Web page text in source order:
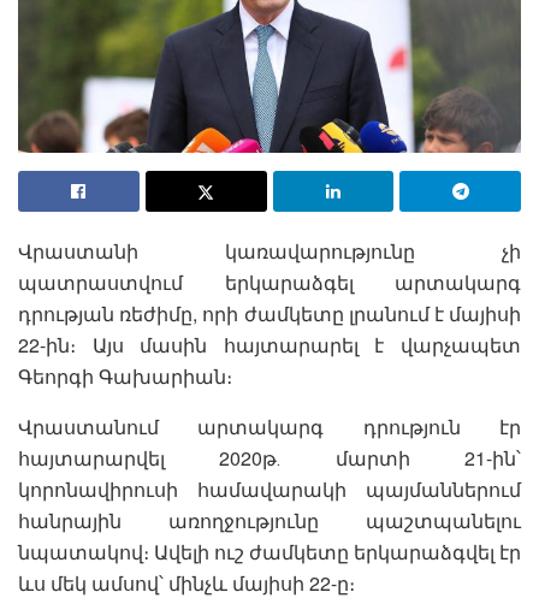
Վրաստանի կառավարությունը չի
պատրաստվում երկարաձգել արտակարգ
դրության ռեժիմը, որի ժամկետը լրանում է մայիսի
22-ին։ Այս մասին հայտարարել է վարչապետ
Գեորգի Գախարիան։
Վրաստանում արտակարգ դրություն էր
հայտարարվել 2020թ․ մարտի 21-ին՝
կորոնավիրուսի համավարակի պայմաններում
հանրային առողջությունը պաշտպանելու
նպատակով։ Ավելի ուշ ժամկետը երկարաձգվել էր
ևս մեկ ամսով՝ մինչև մայիսի 22-ը։